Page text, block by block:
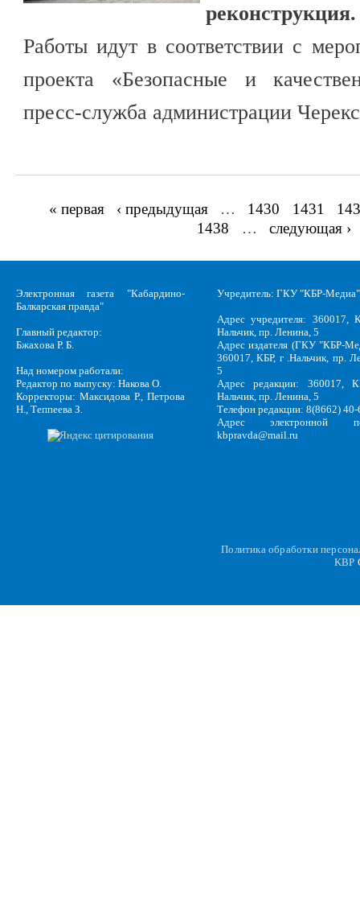
реконструкция.
Работы идут в соответствии с
проекта «Безопасные и
пресс-служба администрации
Страницы
« первая ‹ предыдущая … 1430 1431
1438
… следующая ›
Электронная газета "Кабардино-
Балкарская правда"
Главный редактор:
Бжахова Р. Б.
Над номером работали:
Редактор по выпуску: Накова О.
Корректоры: Максидова Р., Петрова
Н., Теппеева З.
Учредитель: ГКУ "КБР-Медиа"
Адрес учредителя: 360017,
Нальчик, пр. Ленина, 5
Адрес издателя (ГКУ "КБР-
360017, КБР, г .Нальчик, пр.
5
Адрес редакции: 360017,
Нальчик, пр. Ленина, 5
Телефон редакции: 8(8662)
Адрес электронной
kbpravda@mail.ru
Политика обработки
KBP